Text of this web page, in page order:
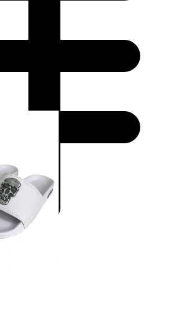
produto também